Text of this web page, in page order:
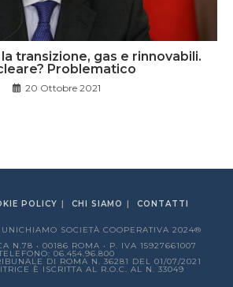
transizione, gas e rinnovabili.
Problematico
20 Ottobre 2021
POLICY CHI SIAMO CONTATTI
SOCIETÀ COOPERATIVA 2024®
N.78 • 00186 ROMA • P. IVA 15927661007
06.454.96.800
DI ROMA N. 36281 DEL 01/07/2021
È ISCRITTA AL R.O.C. AL N. 33049